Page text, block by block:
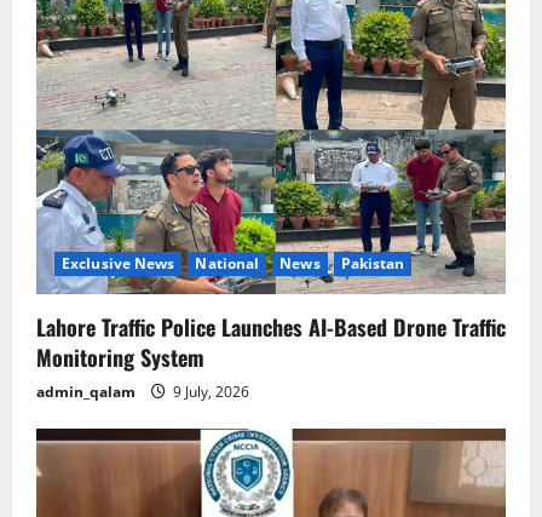
Exclusive News National News Pakistan
Lahore Traffic Police Launches AI-Based Drone Traffic
Monitoring System
admin_qalam 9 July, 2026